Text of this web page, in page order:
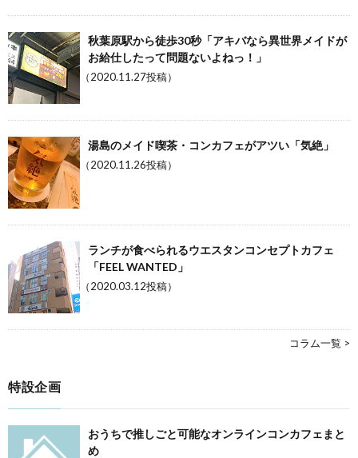
秋葉原駅から徒歩30秒「アキバなら異世界メイドが
お給仕したって問題ないよねっ！」
（2020.11.27投稿）
湯島のメイド喫茶・コンカフェがアツい「気絶」
（2020.11.26投稿）
ランチが食べられるウエスタンコンセプトカフェ
「FEEL WANTED」
（2020.03.12投稿）
コラム一覧 >
特設企画
おうちで推しごと可能なオンラインコンカフェまと
め